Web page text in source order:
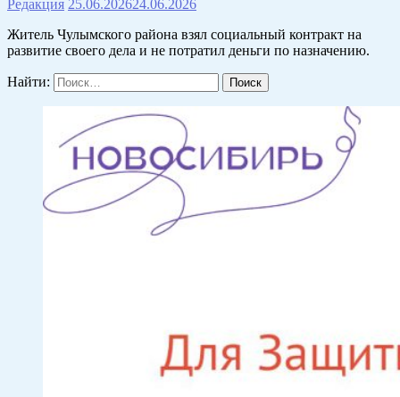
Редакция 25.06.202624.06.2026
Житель Чулымского района взял социальный контракт на
развитие своего дела и не потратил деньги по назначению.
Найти: